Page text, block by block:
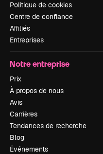
Politique de cookies
Centre de confiance
Affiliés
Entreprises
Notre entreprise
Prix
À propos de nous
Avis
Carrières
Tendances de recherche
Blog
Événements